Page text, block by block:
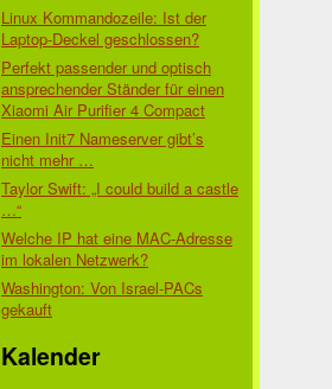
Linux Kommandozeile: Ist der
Laptop-Deckel geschlossen?
Perfekt passender und optisch
ansprechender Ständer für einen
Xiaomi Air Purifier 4 Compact
Einen Init7 Nameserver gibt’s
nicht mehr …
Taylor Swift: „I could build a castle
…“
Welche IP hat eine MAC-Adresse
im lokalen Netzwerk?
Washington: Von Israel-PACs
gekauft
Kalender